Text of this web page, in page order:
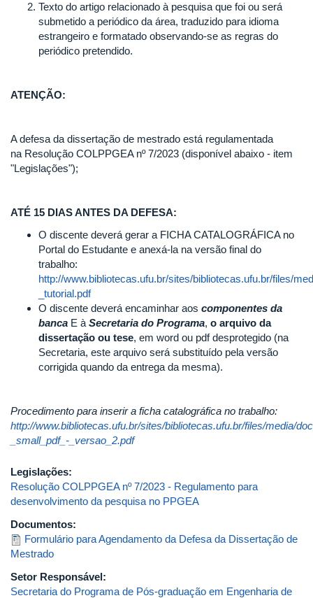
Texto do artigo relacionado à pesquisa que foi ou será
submetido a periódico da área, traduzido para idioma
estrangeiro e formatado observando-se as regras do
periódico pretendido.
ATENÇÃO:
A defesa da dissertação de mestrado está regulamentada
na Resolução COLPPGEA nº 7/2023 (disponível abaixo - item
"Legislações");
ATÉ 15 DIAS ANTES DA DEFESA:
O discente deverá gerar a FICHA CATALOGRÁFICA no
Portal do Estudante e anexá-la na versão final do
trabalho:
http://www.bibliotecas.ufu.br/sites/bibliotecas.ufu.br/files/
_tutorial.pdf
O discente deverá encaminhar aos componentes da
banca E à Secretaria do Programa, o arquivo da
dissertação ou tese, em word ou pdf desprotegido (na
Secretaria, este arquivo será substituído pela versão
corrigida quando da entrega da mesma).
Procedimento para inserir a ficha catalográfica no trabalho:
http://www.bibliotecas.ufu.br/sites/bibliotecas.ufu.br/files/media/
_small_pdf_-_versao_2.pdf
Legislações:
Resolução COLPPGEA nº 7/2023 - Regulamento para
desenvolvimento da pesquisa no PPGEA
Documentos:
Formulário para Agendamento da Defesa da Dissertação de
Mestrado
Setor Responsável:
Secretaria do Programa de Pós-graduação em Engenharia de